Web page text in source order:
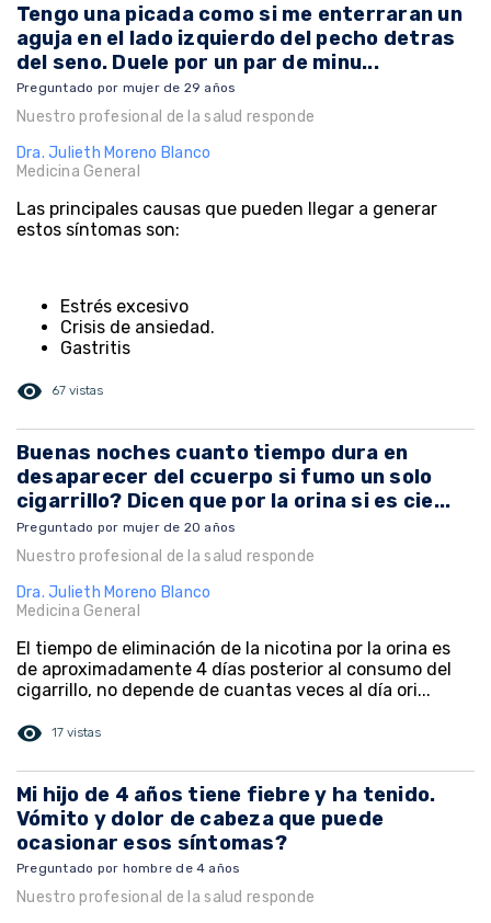
Tengo una picada como si me enterraran un
aguja en el lado izquierdo del pecho detras
del seno. Duele por un par de minu...
Preguntado por mujer de 29 años
Nuestro profesional de la salud responde
Dra. Julieth Moreno Blanco
Medicina General
Las principales causas que pueden llegar a generar
estos síntomas son:
Estrés excesivo
Crisis de ansiedad.
Gastritis
visibility 67 vistas
Buenas noches cuanto tiempo dura en
desaparecer del ccuerpo si fumo un solo
cigarrillo? Dicen que por la orina si es cie...
Preguntado por mujer de 20 años
Nuestro profesional de la salud responde
Dra. Julieth Moreno Blanco
Medicina General
El tiempo de eliminación de la nicotina por la orina es
de aproximadamente 4 días posterior al consumo del
cigarrillo, no depende de cuantas veces al día ori...
visibility 17 vistas
Mi hijo de 4 años tiene fiebre y ha tenido.
Vómito y dolor de cabeza que puede
ocasionar esos síntomas?
Preguntado por hombre de 4 años
Nuestro profesional de la salud responde